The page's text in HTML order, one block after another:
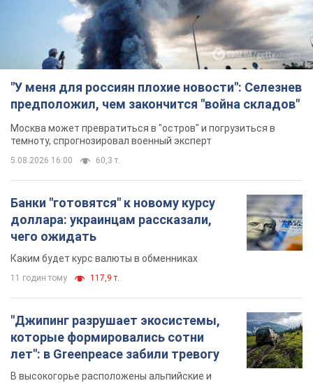
"У меня для россиян плохие новости": Селезнев
предположил, чем закончится "война складов"
Москва может превратиться в "остров" и погрузиться в
темноту, спрогнозировал военный эксперт
5.08.2026 16:00 60,3 т.
Банки "готовятся" к новому курсу
доллара: украинцам рассказали,
чего ожидать
Каким будет курс валюты в обменниках
11 годин тому 117,9 т.
"Джипинг разрушает экосистемы,
которые формировались сотни
лет": в Greenpeace забили тревогу
В высокогорье расположены альпийские и